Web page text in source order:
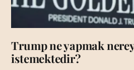
Trump ne yapmak
istemektedir?